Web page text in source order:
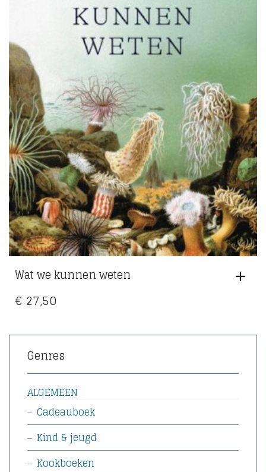
Wat we kunnen weten
€ 27,50
Genres
ALGEMEEN
Cadeauboek
Kind & jeugd
Kookboeken